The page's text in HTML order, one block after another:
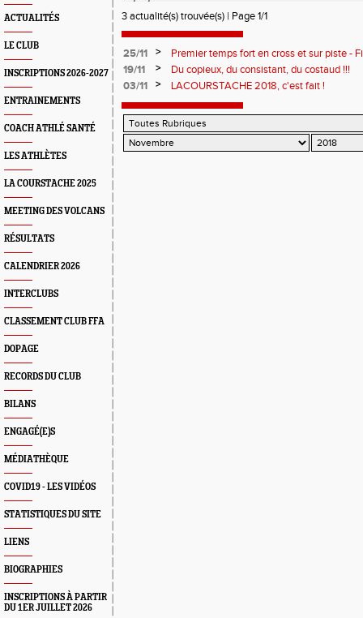
ACTUALITÉS
LE CLUB
INSCRIPTIONS 2026-2027
ENTRAINEMENTS
COACH ATHLÉ SANTÉ
LES ATHLÈTES
LA COURSTACHE 2025
MEETING DES VOLCANS
RÉSULTATS
CALENDRIER 2026
INTERCLUBS
CLASSEMENT CLUB FFA
DOPAGE
RECORDS DU CLUB
BILANS
ENGAGÉ(E)S
MÉDIATHÈQUE
COVID19 - LES VIDÉOS
STATISTIQUES DU SITE
LIENS
BIOGRAPHIES
INSCRIPTIONS À PARTIR
DU 1ER JUILLET 2026
3 actualité(s) trouvée(s) | Page 1/1
25/11 >
Premier temps fort en cross et sur piste -
marathons 2018
19/11 >
Du copieux, du consistant, du costaud !!!
03/11
> LACOURSTACHE 2018, c'est fait !